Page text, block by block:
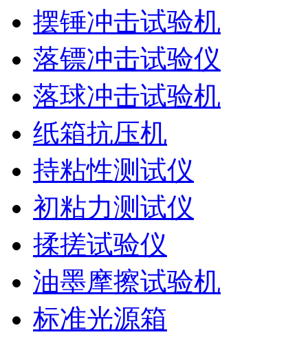
摆锤冲击试验机
落镖冲击试验仪
落球冲击试验机
纸箱抗压机
持粘性测试仪
初粘力测试仪
揉搓试验仪
油墨摩擦试验机
标准光源箱